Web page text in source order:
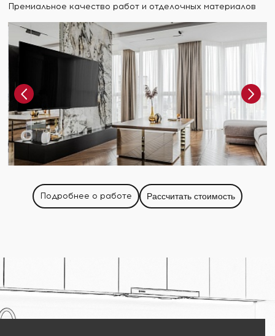
Премиальное качество работ и отделочных материалов
Подробнее о работе Рассчитать стоимость